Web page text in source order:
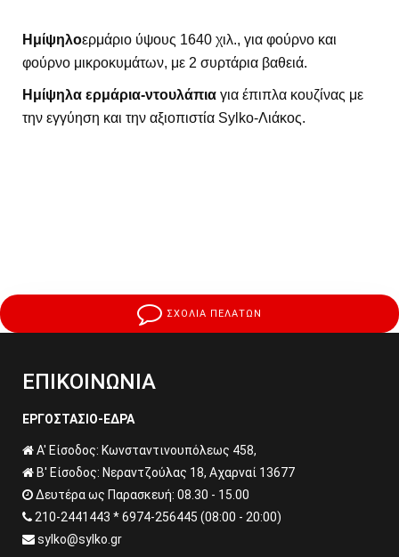
Ημίψηλοερμάριο ύψους 1640 χιλ., για φούρνο και
φούρνο μικροκυμάτων, με 2 συρτάρια βαθειά.
Ημίψηλα ερμάρια-ντουλάπια για έπιπλα κουζίνας με
την εγγύηση και την αξιοπιστία Sylko-Λιάκος.
ΣΧΟΛΙΑ ΠΕΛΑΤΩΝ
ΕΠΙΚΟΙΝΩΝΙΑ
ΕΡΓΟΣΤΑΣΙΟ-ΕΔΡΑ
Α' Είσοδος: Κωνσταντινουπόλεως 458,
Β' Είσοδος: Νεραντζούλας 18, Αχαρναί 13677
Δευτέρα ως Παρασκευή: 08.30 - 15.00
210-2441443 * 6974-256445 (08:00 - 20:00)
sylko@sylko.gr